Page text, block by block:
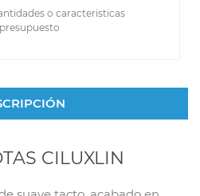
o caracteristicas
CILUXLIN